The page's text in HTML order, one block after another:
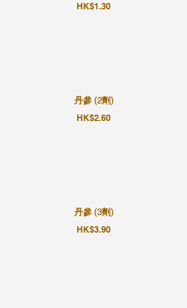
HK$1.30
丹參 (2劑)
HK$2.60
丹參 (3劑)
HK$3.90